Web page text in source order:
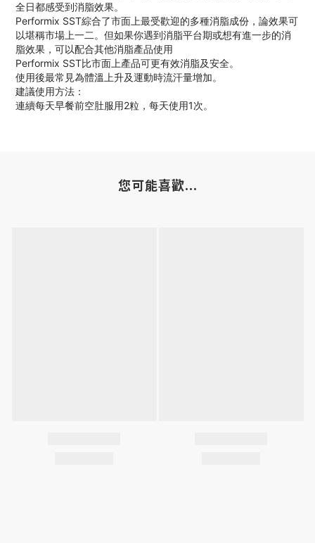
全日都感受到消脂效果。
Performix SST綜合了市面上最受歡迎的多種消脂成份，論效果可
以堪稱市場上一二。但如果你遇到消脂平台期或想有進一步的消
脂效果，可以配合其他消脂產品使用
Performix SST比市面上產品可更有效消脂及安全。
使用後最常見為體溫上升及運動時流汗量增加。
建議使用方法：
連續每天早餐前空肚服用2粒，每天使用1次。
您可能喜歡...